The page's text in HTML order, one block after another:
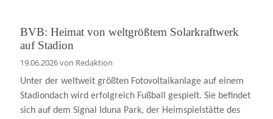
BVB: Heimat von weltgrößtem Solarkraftwerk
auf Stadion
19.06.2026von Redaktion
Unter der weltweit größten Fotovoltaikanlage auf einem
Stadiondach wird erfolgreich Fußball gespielt. Sie befindet
sich auf dem Signal Iduna Park, der Heimspielstätte des